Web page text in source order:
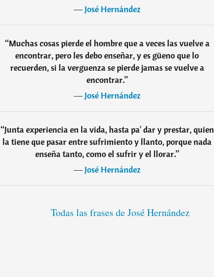
―José Hernández
“Muchas cosas pierde el hombre que a veces las vuelve a
encontrar, pero les debo enseñar, y es güeno que lo
recuerden, si la verguenza se pierde jamas se vuelve a
encontrar.”
―José Hernández
“Junta experiencia en la vida, hasta pa' dar y prestar, quien
la tiene que pasar entre sufrimiento y llanto, porque nada
enseña tanto, como el sufrir y el llorar.”
―José Hernández
Todas las frases de José Hernández